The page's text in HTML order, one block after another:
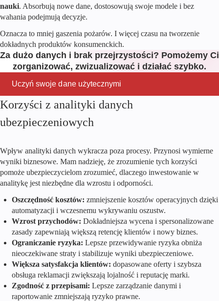
nauki. Absorbują nowe dane, dostosowują swoje modele i bez
wahania podejmują decyzje.
Oznacza to mniej gaszenia pożarów. I więcej czasu na tworzenie
dokładnych produktów konsumenckich.
Za dużo danych i brak przejrzystości? Pomożemy Ci
zorganizować, zwizualizować i działać szybko.
Uczyń swoje dane użytecznymi
Korzyści z analityki danych
ubezpieczeniowych
Wpływ analityki danych wykracza poza procesy. Przynosi wymierne
wyniki biznesowe. Mam nadzieję, że zrozumienie tych korzyści
pomoże ubezpieczycielom zrozumieć, dlaczego inwestowanie w
analitykę jest niezbędne dla wzrostu i odporności.
Oszczędność kosztów: zmniejszenie kosztów operacyjnych dzięki
automatyzacji i wczesnemu wykrywaniu oszustw.
Wzrost przychodów: Dokładniejsza wycena i spersonalizowane
zasady zapewniają większą retencję klientów i nowy biznes.
Ograniczanie ryzyka: Lepsze przewidywanie ryzyka obniża
nieoczekiwane straty i stabilizuje wyniki ubezpieczeniowe.
Większa satysfakcja klientów: dopasowane oferty i szybsza
obsługa reklamacji zwiększają lojalność i reputację marki.
Zgodność z przepisami: Lepsze zarządzanie danymi i
raportowanie zmniejszają ryzyko prawne.